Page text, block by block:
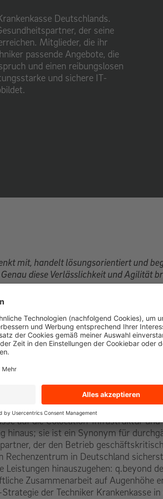
Deutschlands.
der seine
Mitglieder, die ihr
passende Angebote, die
und einen reibungslosen
und sichere IT-
mit, handelt lösungsorientiert und
diese Verlässlichkeit und Agilität
– Fachbereichsleiter IT - Technology & Service
auf die Colocation-Infrastruktur
hinaus; sie ist ein Synonym für
der den Betrieb
in Deutschland
Leistungen hinauszugehen: q.beyond
Zusammenarbeit auf Augenhöhe
der Techniker Krankenkasse